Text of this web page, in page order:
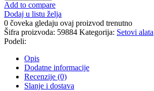
Add to compare
Dodaj u listu želja
0 čoveka gledaju ovaj proizvod trenutno
Šifra proizvoda: 59884 Kategorija: Setovi alata
Podeli:
Opis
Dodatne informacije
Recenzije (0)
Slanje i dostava